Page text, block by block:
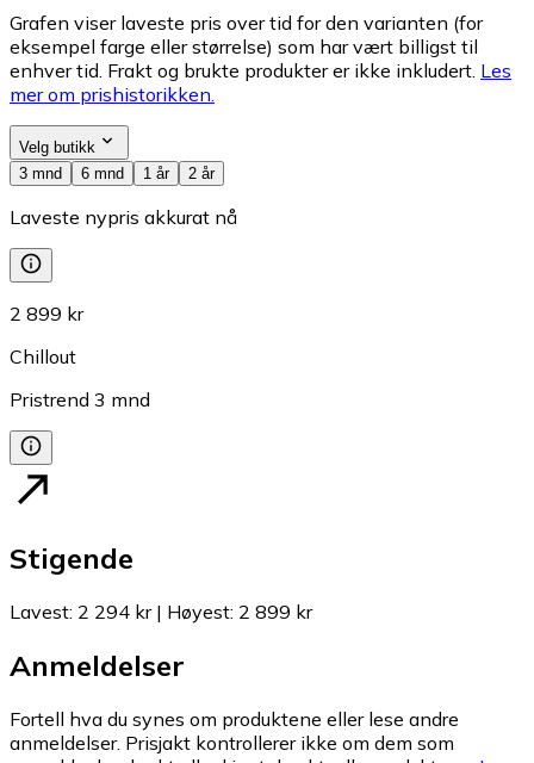
Grafen viser laveste pris over tid for den varianten (for
eksempel farge eller størrelse) som har vært billigst til
enhver tid. Frakt og brukte produkter er ikke inkludert. Les
mer om prishistorikken.
Velg butikk
3 mnd
6 mnd 1 år 2 år
Laveste nypris akkurat nå
2 899 kr
Chillout
Pristrend 3 mnd
Stigende
Lavest: 2 294 kr| Høyest: 2 899 kr
Anmeldelser
Fortell hva du synes om produktene eller lese andre
anmeldelser. Prisjakt kontrollerer ikke om dem som